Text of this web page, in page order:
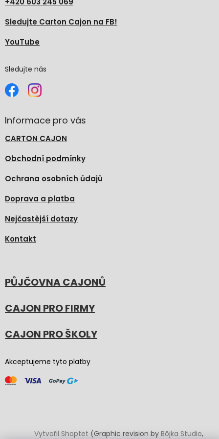
Sledujte Carton Cajon na FB!
YouTube
Sledujte nás
Informace pro vás
CARTON CAJON
Obchodní podmínky
Ochrana osobních údajů
Doprava a platba
Nejčastější dotazy
Kontakt
PŮJČOVNA CAJONŮ
CAJON PRO FIRMY
CAJON PRO ŠKOLY
Akceptujeme tyto platby
Vytvořil Shoptet (Graphic revision by Bōjka Studio,